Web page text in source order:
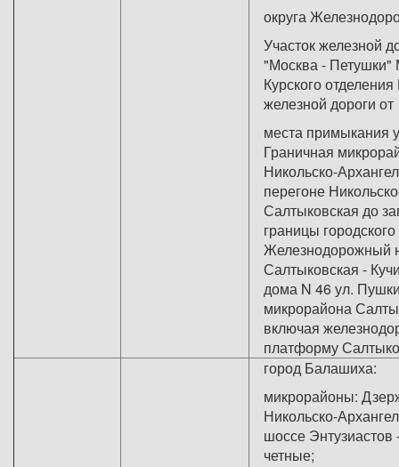
округа
Участок железной
"Москва - Петушки"
Курского
железной дороги от
места примыкания
Граничная
Никольско-
перегоне
Салтыковская до
границы городского
Железнодорожный
Салтыковская -
дома N 46 ул.
микрорайона
включая
платформу
город Балашиха:
микрорайоны:
Никольско-
шоссе
четные;